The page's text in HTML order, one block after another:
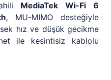
MediaTek Wi-Fi 6
, MU-MIMO desteğiyle
hız ve düşük gecikme
ile kesintisiz kablolu